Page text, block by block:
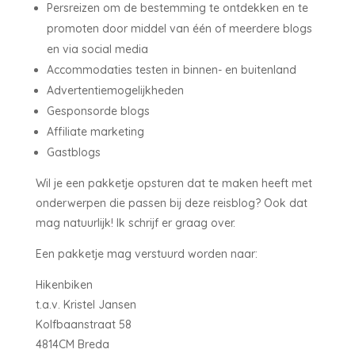
Persreizen om de bestemming te ontdekken en te
promoten door middel van één of meerdere blogs
en via social media
Accommodaties testen in binnen- en buitenland
Advertentiemogelijkheden
Gesponsorde blogs
Affiliate marketing
Gastblogs
Wil je een pakketje opsturen dat te maken heeft met
onderwerpen die passen bij deze reisblog? Ook dat
mag natuurlijk! Ik schrijf er graag over.
Een pakketje mag verstuurd worden naar:
Hikenbiken
t.a.v. Kristel Jansen
Kolfbaanstraat 58
4814CM Breda